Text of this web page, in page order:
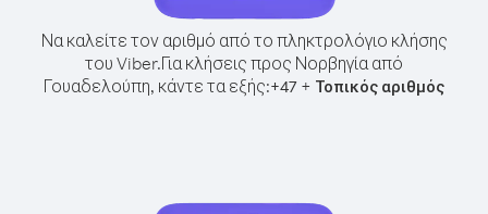
Να καλείτε τον αριθμό από το πληκτρολόγιο κλήσης
του Viber.Για κλήσεις προς Νορβηγία από
Γουαδελούπη, κάντε τα εξής:+47 + Τοπικός αριθμός